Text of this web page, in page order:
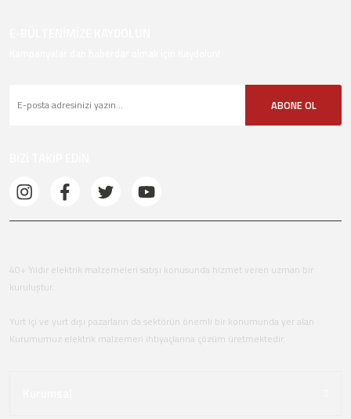
ABONE OL
40+ Yıldır elektrik malzemeleri satışı konusunda hizmet veren uzman bir
kuruluştur.
Yurt içi ve yurt dışı pazarların da sektörün önemli bir konumunda yer alan
Kurumumuz elektrik malzemeri ihtiyaçlarına çözüm üretmektedir.